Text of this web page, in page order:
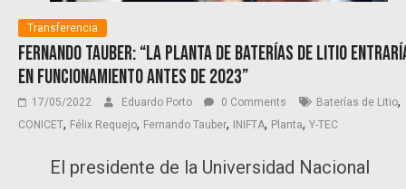
Transferencia
Fernando Tauber: “La planta de baterías de litio
en funcionamiento antes de 2023”
17/05/2022 Eduardo Porto 0 Comments Baterías de Litio,
CONICET, Félix Requejo, Fernando Tauber, INIFTA, Planta, Y-TEC
El presidente de la Universidad Nacional